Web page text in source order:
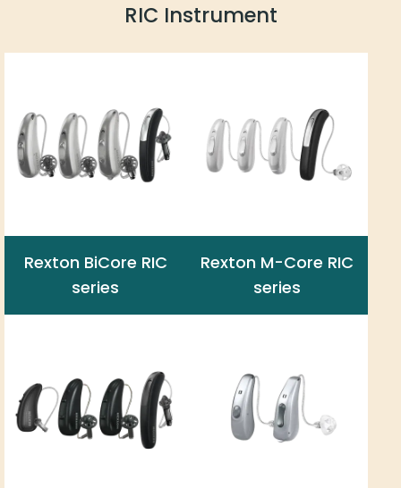
RIC Instrument
Rexton BiCore RIC
series
Rexton M-Core RIC
series